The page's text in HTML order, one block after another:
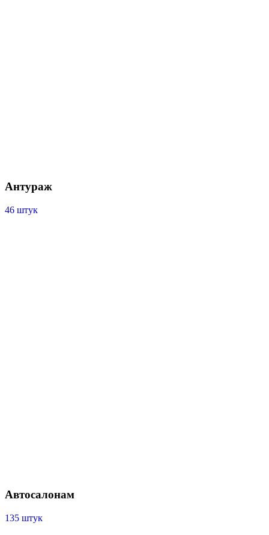
Антураж
46 штук
Автосалонам
135 штук